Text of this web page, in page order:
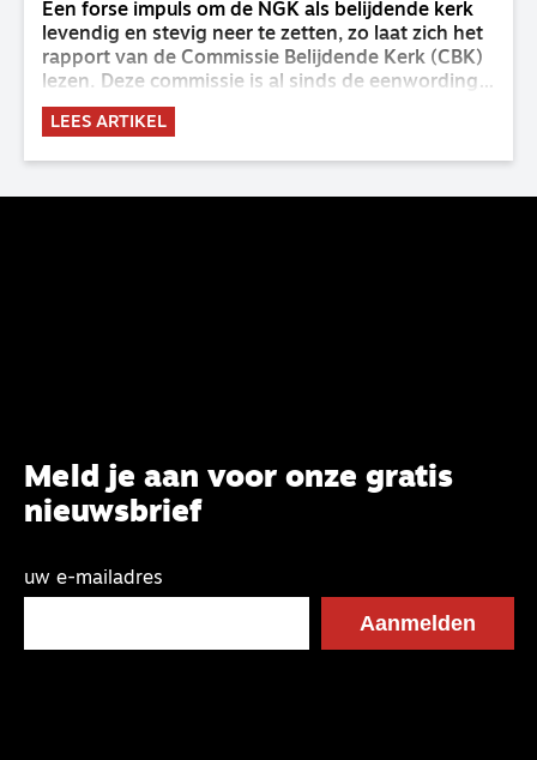
Een forse impuls om de NGK als belijdende kerk
levendig en stevig neer te zetten, zo laat zich het
rapport van de Commissie Belijdende Kerk (CBK)
lezen. Deze commissie is al sinds de eenwording
van de GKv en NGK actief en kreeg van de
synode van Deventer in 2023 de opdracht om
belijdenis en bij te dragen aan de verlevendiging
LEES ARTIKEL
Meld je aan voor onze gratis
nieuwsbrief
uw e-mailadres